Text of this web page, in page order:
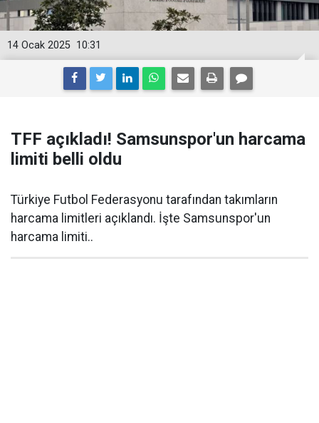
10:31
14 Ocak 2025
TFF açıkladı! Samsunspor'un harcama
limiti belli oldu
Türkiye Futbol Federasyonu tarafından takımların
harcama limitleri açıklandı. İşte Samsunspor'un
harcama limiti..